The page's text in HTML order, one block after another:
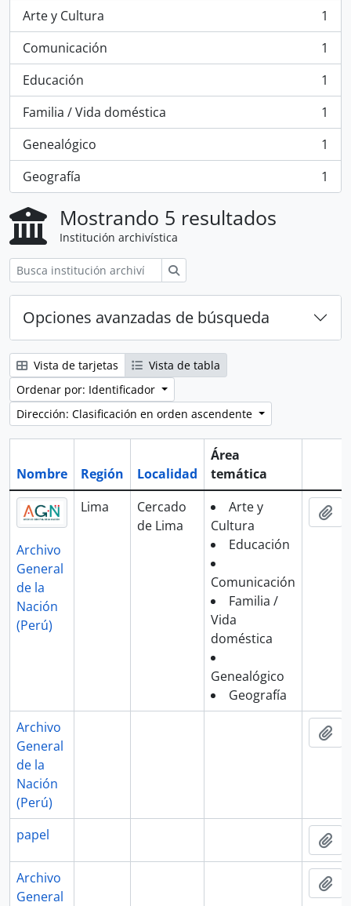
Arte y Cultura
, 1 resultados
1
Comunicación
, 1 resultados
1
Educación
, 1 resultados
1
Familia / Vida doméstica
, 1 resultados
1
Genealógico
, 1 resultados
1
Geografía
, 1 resultados 1
Mostrando 5 resultados
Institución archivística
Opciones avanzadas de búsqueda
Vista de tarjetas
Vista de tabla
Ordenar por: Identificador
Dirección: Clasificación en orden ascendente
Nombre Región Localidad
Área
temática
Archivo
General
de la
Nación
(Perú)
Lima
Cercado
de Lima
Arte y
Cultura
Educación
Comunicación
Familia /
Vida
doméstica
Genealógico
Geografía
Archivo
General
de la
Nación
(Perú)
papel
Archivo
General